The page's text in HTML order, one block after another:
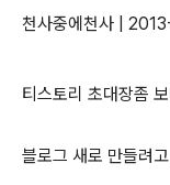
천사중에천사
티스토리 초대장좀
블로그 새로 만들려